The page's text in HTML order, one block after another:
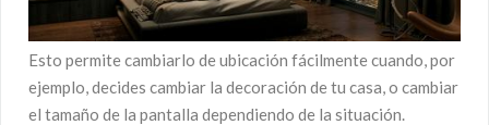
Esto permite cambiarlo de ubicación fácilmente cuando, por
ejemplo, decides cambiar la decoración de tu casa, o cambiar
el tamaño de la pantalla dependiendo de la situación.